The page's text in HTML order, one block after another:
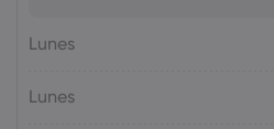
Lunes
Lunes